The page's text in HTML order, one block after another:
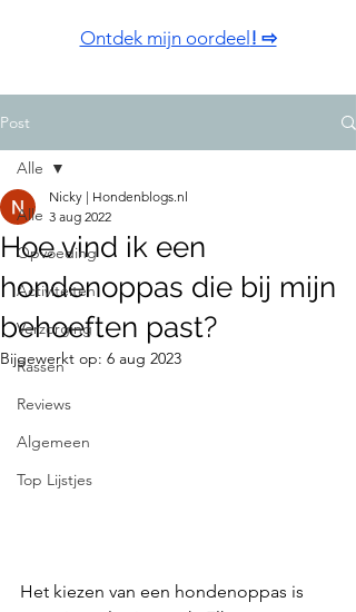
Ontdek mijn oordeel ! ⇨
Post
Alle
Opvoeding
Activiteiten
Verzorging
Rassen
Reviews
Algemeen
Top Lijstjes
Alle
Hoe vind ik een
hondenoppas die bij mijn
behoeften past?
Nicky | Hondenblogs.nl
3 aug 2022
Bijgewerkt op: 6 aug 2023
Het kiezen van een hondenoppas is